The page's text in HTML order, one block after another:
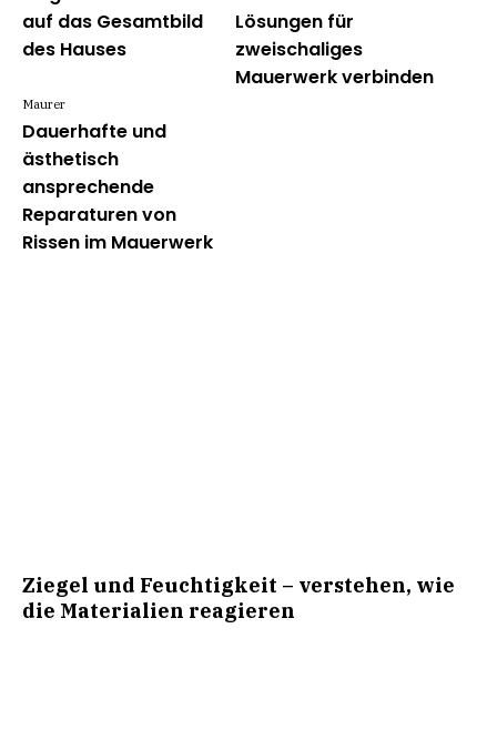
auf das Gesamtbild
des Hauses
Lösungen für
zweischaliges
Mauerwerk verbinden
Dauerhafte und
ästhetisch
ansprechende
Reparaturen von
Rissen im Mauerwerk
Maurer
Ziegel und Feuchtigkeit – verstehen, wie
die Materialien reagieren